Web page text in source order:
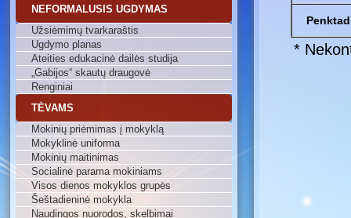
NEFORMALUSIS UGDYMAS
Užsiėmimų tvarkaraštis
Ugdymo planas
Ateities edukacinė dailės studija
„Gabijos“ skautų draugovė
Renginiai
TĖVAMS
Mokinių priėmimas į mokyklą
Mokyklinė uniforma
Mokinių maitinimas
Socialinė parama mokiniams
Visos dienos mokyklos grupės
Šeštadieninė mokykla
Naudingos nuorodos, skelbimai
*